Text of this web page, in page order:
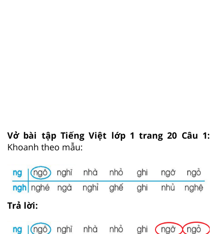
Vở bài tập Tiếng Việt lớp 1 trang 20 Câu 1:
Khoanh theo mẫu:
Trả lời: